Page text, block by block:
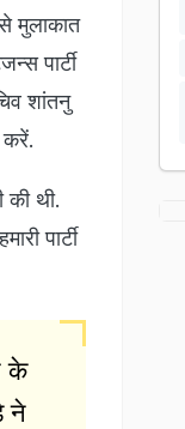
मुलाकात
पार्टी
शांतनु
करें.
की थी.
पार्टी
के
ने